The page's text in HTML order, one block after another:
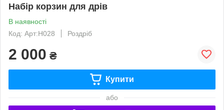
Набір корзин для дрів
В наявності
Код: Арт:Н028
Роздріб
2 000 ₴
Купити
або